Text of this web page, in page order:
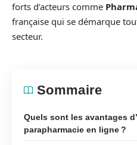
forts d’acteurs comme
française qui se démarque
secteur.
Sommaire
Quels sont les avantages
parapharmacie en ligne ?